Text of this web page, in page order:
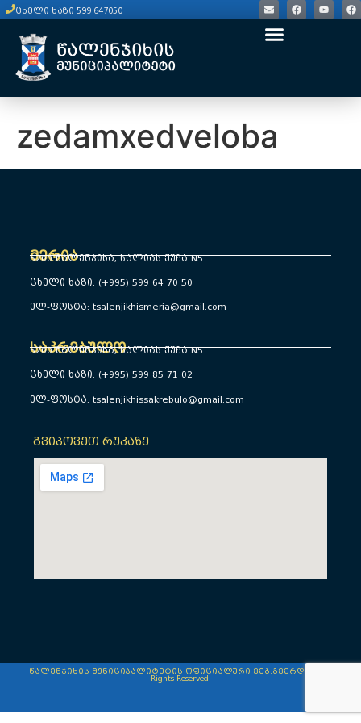
content
ცხელი ხაზი 599 647050
zedamxedveloba
მერია
5200 წალენჯიხა, სალიას ქუჩა N5
ცხელი ხაზი: (+995) 599 64 70 50
ელ-ფოსტა: tsalenjikhismeria@gmail.com
საკრებულო
5200 წალენჯიხა, სალიას ქუჩა N5
ცხელი ხაზი: (+995) 599 85 71 02
ელ-ფოსტა: tsalenjikhissakrebulo@gmail.com
გვიპოვეთ რუკაზე
წალენჯიხის მუნიციპალიტეტის ოფიციალური ვებ.გვერდი © All
Rights Reserved.